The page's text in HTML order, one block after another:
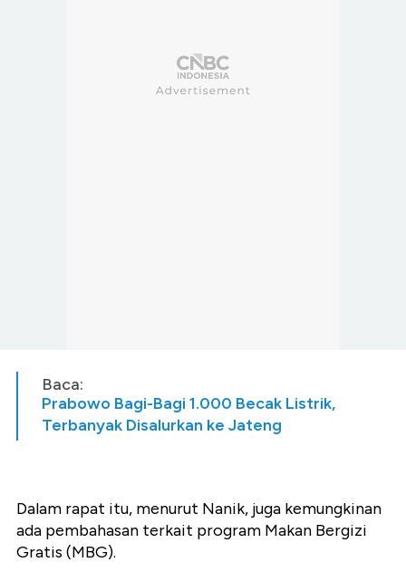
Baca:
Prabowo Bagi-Bagi 1.000 Becak Listrik,
Terbanyak Disalurkan ke Jateng
Dalam rapat itu, menurut Nanik, juga kemungkinan
ada pembahasan terkait program Makan Bergizi
Gratis (MBG).